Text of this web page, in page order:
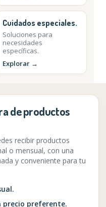
Cuidados especiales.
Soluciones para
necesidades
específicas.
Explorar →
de productos
recibir productos
o mensual, con una
y conveniente para tu
precio preferente.